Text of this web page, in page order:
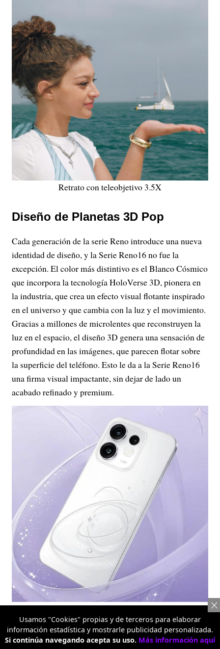
Retrato con teleobjetivo 3.5X
Diseño de Planetas 3D Pop
Cada generación de la serie Reno introduce una nueva
identidad de diseño, y la Serie Reno16 no fue la
excepción. El color más distintivo es el Blanco Cósmico
que incorpora la tecnología HoloVerse 3D, pionera en
la industria, que crea un efecto visual flotante inspirado
en el universo y que cambia con la luz y el movimiento.
Gracias a millones de microlentes que reconstruyen la
luz en el espacio, el diseño 3D genera una sensación de
profundidad en las imágenes, que parecen flotar sobre
la superficie del teléfono. Esto le da a la Serie Reno16
una firma visual impactante, sin dejar de lado un
acabado refinado y premium.
3D Pop
En toda la serie, la tapa trasera de una sola pieza,
moldeada en frío, se integra de forma continua con el
Usamos "Cookies" propias y de terceros para elaborar
información estadística y mostrarle publicidad personalizada.
Si continúa navegando acepta su uso. Más información aquí